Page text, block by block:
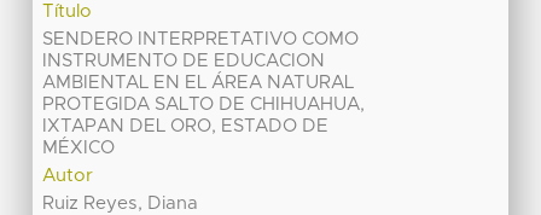
Título
SENDERO INTERPRETATIVO COMO
INSTRUMENTO DE EDUCACION
AMBIENTAL EN EL ÁREA NATURAL
PROTEGIDA SALTO DE CHIHUAHUA,
IXTAPAN DEL ORO, ESTADO DE
MÉXICO
Autor
Ruiz Reyes, Diana